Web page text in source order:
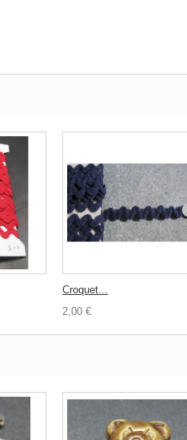
Croquet...
2,00 €